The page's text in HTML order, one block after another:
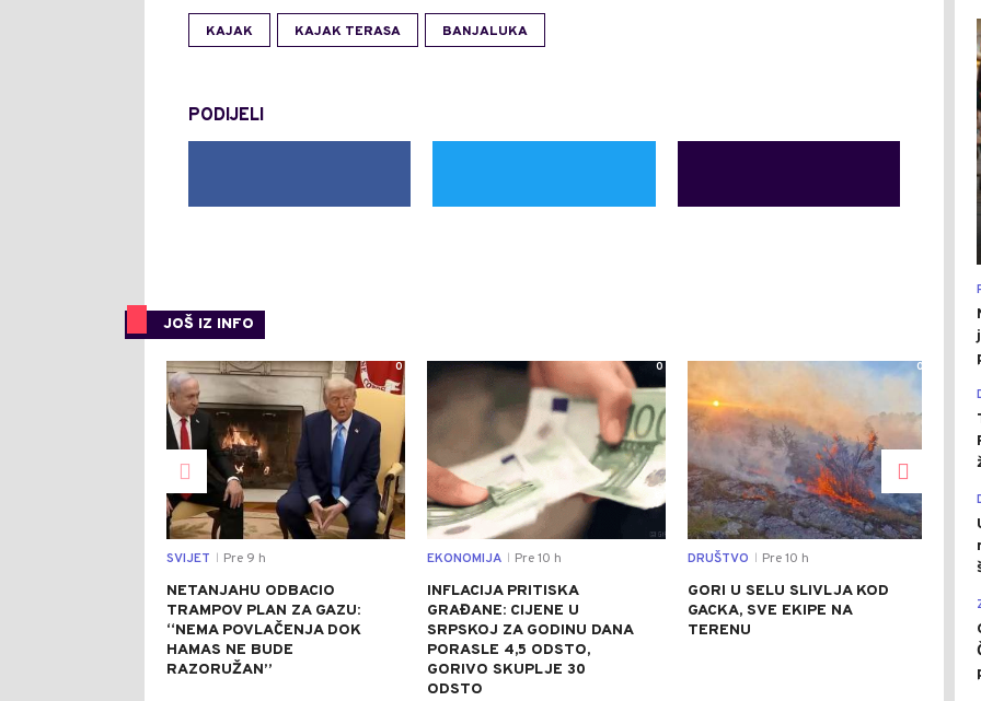
KAJAK KAJAK TERASA BANJALUKA
PODIJELI
JOŠ IZ INFO
0
SVIJET Pre 9 h
NETANJAHU ODBACIO
TRAMPOV PLAN ZA GAZU:
“NEMA POVLAČENJA DOK
HAMAS NE BUDE
RAZORUŽAN”
0
EKONOMIJA Pre 10 h
INFLACIJA PRITISKA
GRAĐANE: CIJENE U
SRPSKOJ ZA GODINU DANA
PORASLE 4,5 ODSTO,
GORIVO SKUPLJE 30
ODSTO
0
DRUŠTVO Pre 10 h
GORI U SELU SLIVLJA KOD
GACKA, SVE EKIPE NA
TERENU